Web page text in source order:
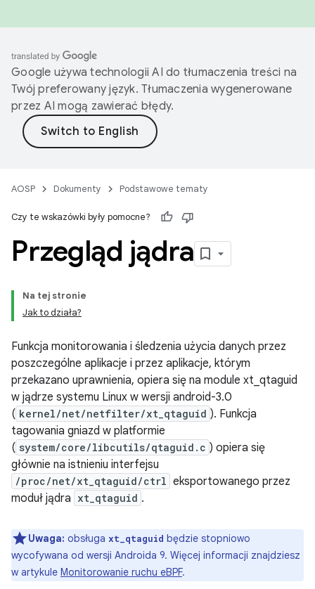
Google używa technologii AI do tłumaczenia treści na
Twój preferowany język. Tłumaczenia wygenerowane
przez AI mogą zawierać błędy.
AOSP Dokumenty Podstawowe tematy
Czy te wskazówki były pomocne?
Przegląd jądra
Na tej stronie
Jak to działa?
Funkcja monitorowania i śledzenia użycia danych przez
poszczególne aplikacje i przez aplikacje, którym
przekazano uprawnienia, opiera się na module xt_qtaguid
w jądrze systemu Linux w wersji android-3.0
( kernel/net/netfilter/xt_qtaguid ). Funkcja
tagowania gniazd w platformie
( system/core/libcutils/qtaguid.c ) opiera się
głównie na istnieniu interfejsu
/proc/net/xt_qtaguid/ctrl eksportowanego przez
moduł jądra xt_qtaguid .
Uwaga: obsługa xt_qtaguid będzie stopniowo
wycofywana od wersji Androida 9. Więcej informacji znajdziesz
w artykule Monitorowanie ruchu eBPF.